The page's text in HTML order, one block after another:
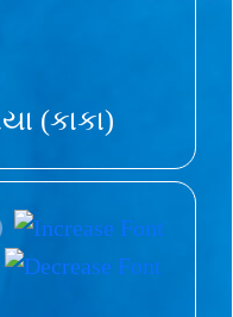
(કાકા)